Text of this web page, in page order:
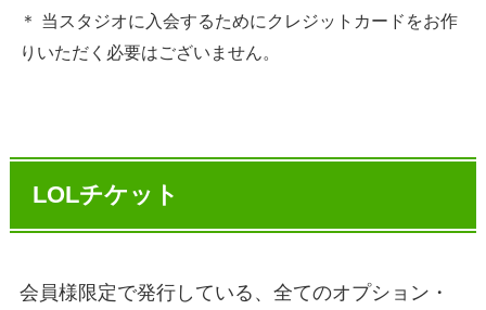
＊ 当スタジオに入会するためにクレジットカードをお作
りいただく必要はございません。
LOLチケット
会員様限定で発行している、全てのオプション・